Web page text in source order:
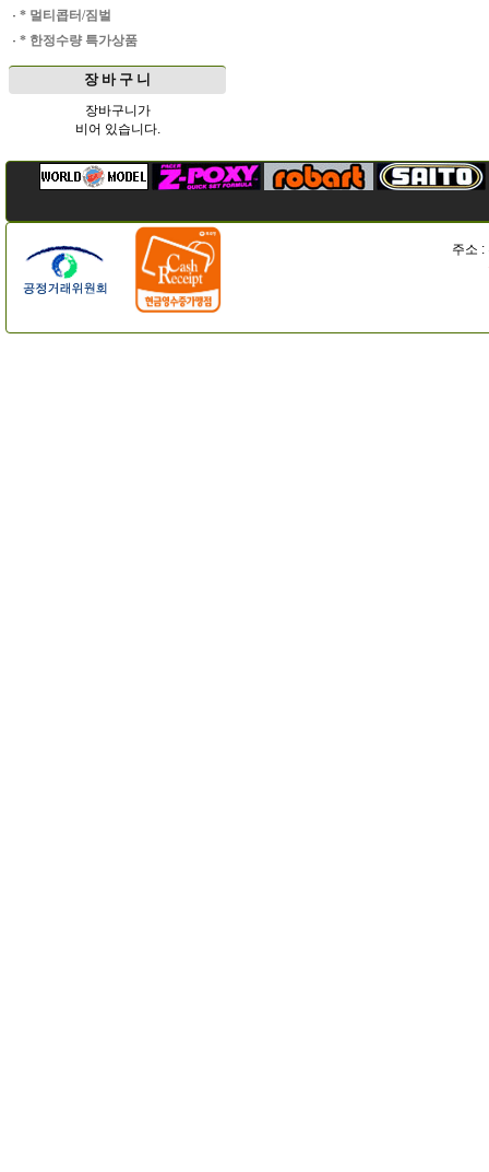
· * 멀티콥터/짐벌
· * 한정수량 특가상품
장 바 구 니
장바구니가
비어 있습니다.
주소